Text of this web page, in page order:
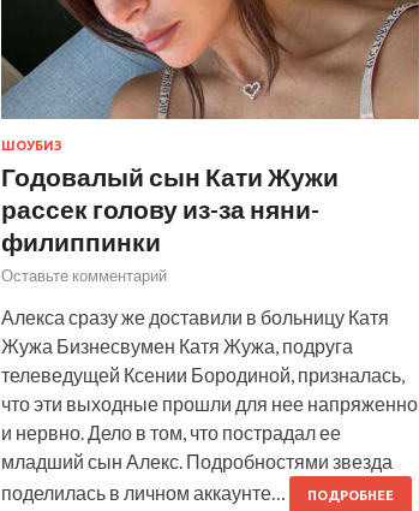
ШОУБИЗ
Годовалый сын Кати Жужи
рассек голову из-за няни-
филиппинки
Оставьте комментарий
Алекса сразу же доставили в больницу Катя
Жужа Бизнесвумен Катя Жужа, подруга
телеведущей Ксении Бородиной, призналась,
что эти выходные прошли для нее напряженно
и нервно. Дело в том, что пострадал ее
младший сын Алекс. Подробностями звезда
поделилась в личном аккаунте…
ПОДРОБНЕЕ